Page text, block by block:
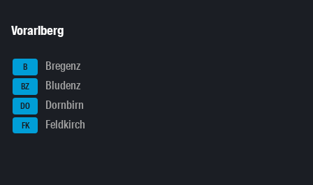
Vorarlberg
B Bregenz
BZ Bludenz
DO Dornbirn
FK Feldkirch